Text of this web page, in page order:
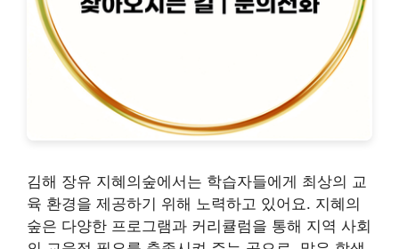
김해 장유 지혜의숲에서는 학습자들에게 최상의 교
육 환경을 제공하기 위해 노력하고 있어요. 지혜의
숲은 다양한 프로그램과 커리큘럼을 통해 지역 사회